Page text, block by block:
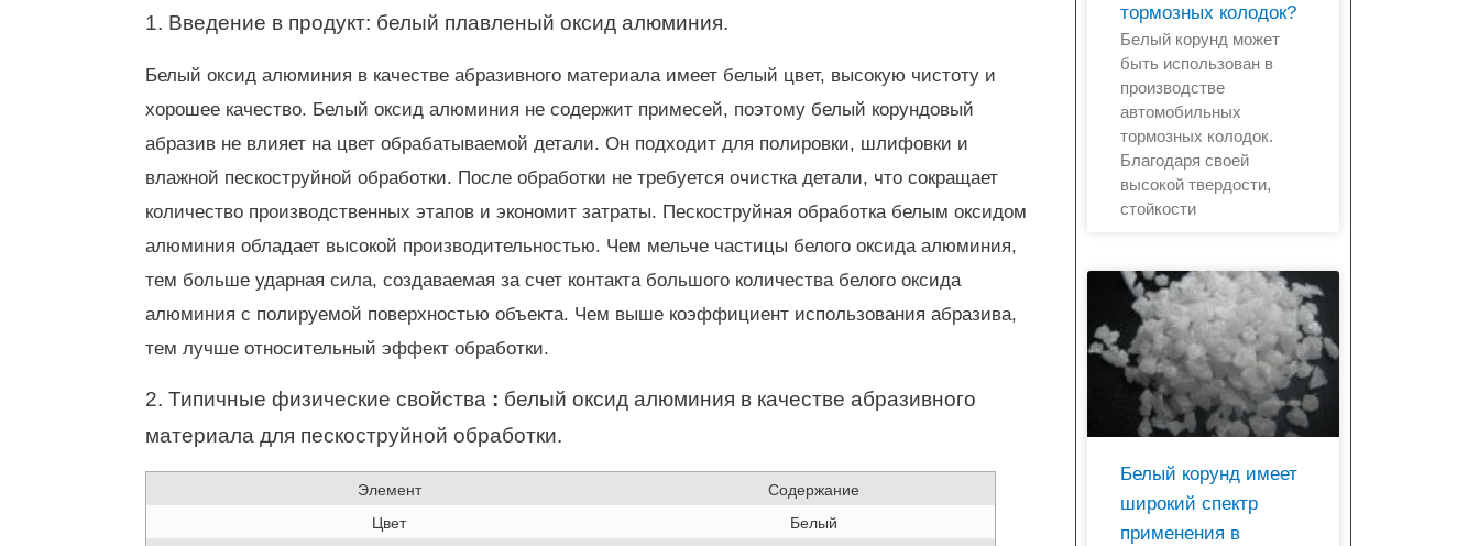
1. Введение в продукт: белый плавленый оксид алюминия.
Белый оксид алюминия в качестве абразивного материала имеет белый цвет, высокую чистоту и
хорошее качество. Белый оксид алюминия не содержит примесей, поэтому белый корундовый
абразив не влияет на цвет обрабатываемой детали. Он подходит для полировки, шлифовки и
влажной пескоструйной обработки. После обработки не требуется очистка детали, что сокращает
количество производственных этапов и экономит затраты. Пескоструйная обработка белым оксидом
алюминия обладает высокой производительностью. Чем мельче частицы белого оксида алюминия,
тем больше ударная сила, создаваемая за счет контакта большого количества белого оксида
алюминия с полируемой поверхностью объекта. Чем выше коэффициент использования абразива,
тем лучше относительный эффект обработки.
2. Типичные физические свойства : белый оксид алюминия в качестве абразивного
материала для пескоструйной обработки.
Элемент
Содержание
Цвет
Белый
тормозных колодок?
Белый корунд может
быть использован в
производстве
автомобильных
тормозных колодок.
Благодаря своей
высокой твердости,
стойкости
Белый корунд имеет
широкий спектр
применения в